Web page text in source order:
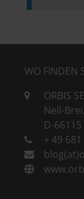
WO FINDEN
ORBIS SE
Nell-
D-
+ 49